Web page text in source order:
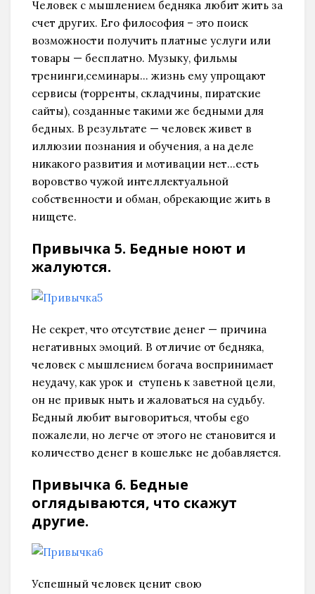
Человек с мышлением бедняка любит жить за
счет других. Его философия – это поиск
возможности получить платные услуги или
товары — бесплатно. Музыку, фильмы
тренинги,семинары… жизнь ему упрощают
сервисы (торренты, складчины, пиратские
сайты), созданные такими же бедными для
бедных. В результате — человек живет в
иллюзии познания и обучения, а на деле
никакого развития и мотивации нет…есть
воровство чужой интеллектуальной
собственности и обман, обрекающие жить в
нищете.
Привычка 5. Бедные ноют и
жалуются.
Не секрет, что отсутствие денег — причина
негативных эмоций. В отличие от бедняка,
человек с мышлением богача воспринимает
неудачу, как урок и ступень к заветной цели,
он не привык ныть и жаловаться на судьбу.
Бедный любит выговориться, чтобы ego
пожалели, но легче от этого не становится и
количество денег в кошельке не добавляется.
Привычка 6. Бедные
оглядываются, что скажут
другие.
Успешный человек ценит свою